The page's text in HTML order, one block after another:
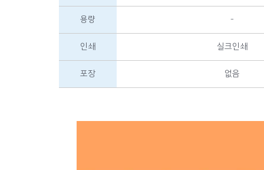
용량 -
인쇄 실크인쇄
포장 없음